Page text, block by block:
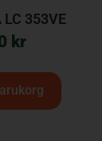
LC 353VE
kr